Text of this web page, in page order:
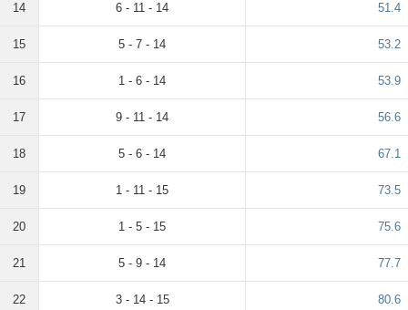
14 6 - 11 - 14 51.4
15 5 - 7 - 14 53.2
16 1 - 6 - 14 53.9
17 9 - 11 - 14 56.6
18 5 - 6 - 14 67.1
19 1 - 11 - 15 73.5
20 1 - 5 - 15 75.6
21 5 - 9 - 14 77.7
22 3 - 14 - 15 80.6